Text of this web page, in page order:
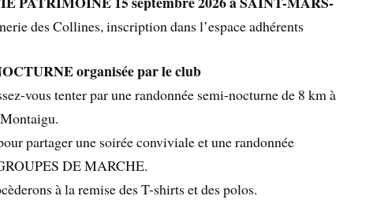
des Collines, inscription dans l’espace adhérents
organisée par le club
vous tenter par une randonnée semi-nocturne de 8 km à
partager une soirée conviviale et une randonnée
DE MARCHE.
à la remise des T-shirts et des polos.